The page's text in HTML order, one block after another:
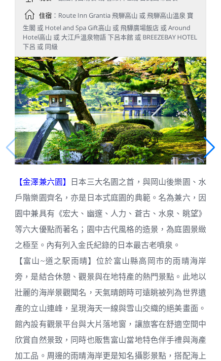
住宿 ：Route Inn Grantia 飛騨高山 或 飛騨高山溫泉 寶
生閣 或 Hotel and Spa Gift高山 或 飛驒廣場飯店 或 Around
Hotel高山 或 大江戶溫泉物語 下呂本館 或 BREEZEBAY HOTEL
下呂 或 同級
【金澤兼六園】
日本三大名園之首，與岡山後樂園、水
戶階樂園齊名，亦是日本式庭園的典範。名為兼六，因
園中兼具有《宏大、幽邃、人力、蒼古、水泉、眺望》
等六大優點而著名；園中古代風格的造景，為庭園景緻
之極至。內有列入金氏紀錄的日本最古老噴泉。
【富山~道之駅雨晴】位於富山縣高岡市的雨晴海岸
旁，是結合休憩、觀景與在地特產的熱門景點。此地以
壯麗的海岸景觀聞名，天氣晴朗時可遠眺被列為世界遺
產的立山連峰，呈現海天一線與雪山交織的絕美畫面。
館內設有觀景平台與大片落地窗，讓旅客在舒適空間中
欣賞自然景致，同時也販售富山當地特色伴手禮與海產
加工品。周邊的雨晴海岸更是知名攝影景點，搭配海上